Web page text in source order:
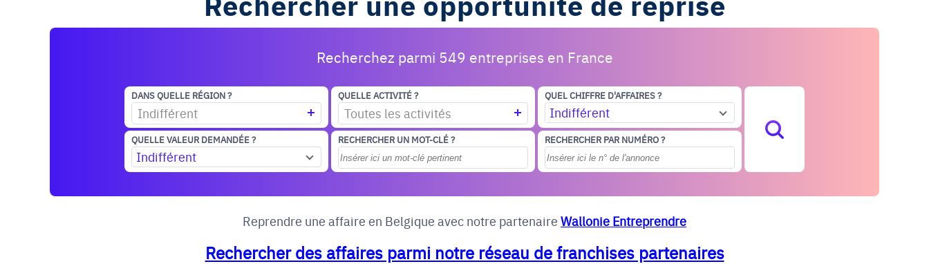
Recherchez parmi 549 entreprises en France
DANS QUELLE RÉGION ?
Indifférent
QUELLE ACTIVITÉ ?
Toutes les activités
QUEL CHIFFRE D'AFFAIRES ?
Indifférent
QUELLE VALEUR DEMANDÉE ?
Indifférent
RECHERCHER UN MOT-CLÉ ? RECHERCHER PAR NUMÉRO ?
Reprendre une affaire en Belgique avec notre partenaire Wallonie Entreprendre
Rechercher des affaires parmi notre réseau de franchises partenaires